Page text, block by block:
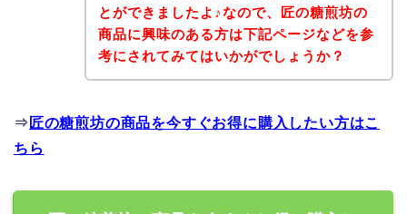
とができましたよ♪なので、匠の糖煎坊の
商品に興味のある方は下記ページなどを参
考にされてみてはいかがでしょうか？
⇒ 匠の糖煎坊の商品を今すぐお得に購入したい方はこ
ちら